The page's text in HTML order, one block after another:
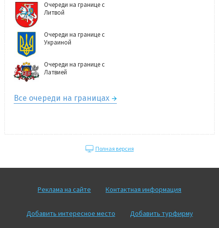
Очереди на границе с
Литвой
Очереди на границе с
Украиной
Очереди на границе с
Латвией
Все очереди на границах
Полная версия
Реклама на сайте Контактная информация
Добавить интересное место Добавить турфирму